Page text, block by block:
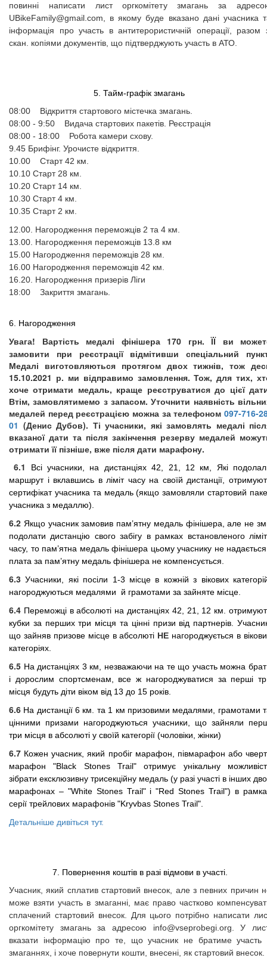
повинні написати лист оргкомітету змагань за
UBikeFamily@gmail.com , в якому буде вказано дані учасника
інформація про участь в антитерористичній операції, разом
скан. копіями документів, що підтверджують участь в АТО.
5. Тайм-графік змагань
08:00
Відкриття стартового містечка змагань.
08:00 - 9:50
Видача стартових пакетів. Реєстрація
08:00 - 18:00
Робота камери схову.
9.45 Брифінг. Урочисте відкриття.
10.00
Старт 42 км.
10.10 Старт 28 км.
10.20 Старт 14 км.
10.30 Старт 4 км.
10.35 Старт 2 км.
12.00. Нагородження переможців 2 та 4 км.
13.00. Нагородження переможців 13.8 км
15.00 Нагородження переможців 28 км.
16.00 Нагородження переможців 42 км.
16.20. Нагородження призерів Ліги
18:00
Закриття змагань.
6. Нагородження
Увага!
Вартість медалі фінішера 170 грн. ЇЇ ви
замовити при реєстрації відмітивши спеціальний
Медалі виготовляються протягом двох тижнів, тож
15.10.2021 р. ми відправимо замовлення. Тож, для тих,
хоче отримати медаль, краще реєструватися до цієї
Втім, замовлятимемо з запасом. Уточнити наявність
медалей перед реєстрацією можна за телефоном 097-716-
01 (Денис Дубов). Ті учасники, які замовлять медалі
вказаної дати та після закінчення резерву медалей
отримати її пізніше, вже після дати марафону.
6.1
Всі учасники, на дистанціях 42, 21, 12 км, Які
маршрут і вклавшись в ліміт часу на своїй дистанції,
сертифікат учасника та медаль (якщо замовляли стартовий
учасника з медаллю).
6.2 Якщо учасник замовив пам’ятну медаль фінішера, але не
подолати дистанцію свого забігу в рамках встановленого
часу, то пам’ятна медаль фінішера цьому учаснику не надається
плата за пам’ятну медаль фінішера не компенсується.
6.3 Учасники, які посіли 1-3 місце в кожній з вікових
нагороджуються медалями й грамотами за зайняте місце.
6.4 Переможці в абсолюті на дистанціях 42, 21, 12 км.
кубки за перших три місця та цінні призи від партнерів.
що зайняв призове місце в абсолюті НЕ нагороджується в
категоріях.
6.5 На дистанціях 3 км, незважаючи на те що участь можна
і дорослим спортсменам, все ж нагороджуватися за перші
місця будуть діти віком від 13 до 15 років.
6.6 На дистанції 6 км. та 1 км призовими медалями, грамотами
цінними призами нагороджуються учасники, що зайняли
три місця в абсолюті у своїй категорії (чоловіки, жінки)
6.7 Кожен учасник, який пробіг марафон, півмарафон або
марафон "Black Stones Trail" отримує унікальну
зібрати ексклюзивну трисекційну медаль (у разі участі в інших
марафонах – "White Stones Trail" і "Red Stones Trail") в
серії трейлових марафонів "Kryvbas Stones Trail".
Детальніше дивіться тут.
7. Повернення коштів в разі відмови в участі.
Учасник, який сплатив стартовий внесок, але з певних причин
може взяти участь в змаганні, має право частково
сплачений стартовий внесок. Для цього потрібно написати
оргкомітету змагань за адресою info@vseprobegi.org . У
вказати інформацію про те, що учасник не братиме участь
змаганнях, і хоче повернути кошти, внесені, як стартовий внесок.